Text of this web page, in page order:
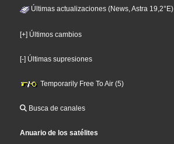
Últimas actualizaciones (News, Astra 19,2°E)
[+] Últimos cambios
[-] Últimas supresiones
Temporarily Free To Air (5)
Busca de canales
Anuario de los satélites